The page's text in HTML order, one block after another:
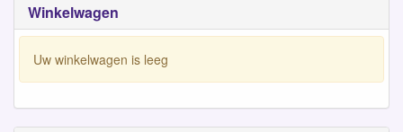
Winkelwagen
Uw winkelwagen is leeg